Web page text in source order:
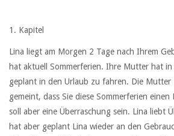
1. Kapitel
Lina liegt am Morgen 2 Tage nach Ihrem
hat aktuell Sommerferien. Ihre Mutter hat in
geplant in den Urlaub zu fahren. Die Mutter
gemeint, dass Sie diese Sommerferien
soll aber eine Überraschung sein. Lina liebt
hat aber geplant Lina wieder an den